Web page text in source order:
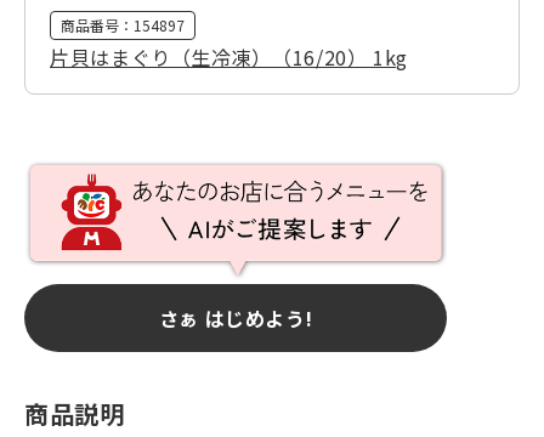
商品番号： 154897
片貝はまぐり（生冷凍）（16/20） 1kg
さぁ はじめよう!
商品説明